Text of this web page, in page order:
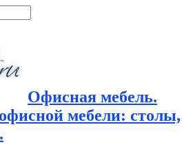
Офисная мебель.
мебели: столы,